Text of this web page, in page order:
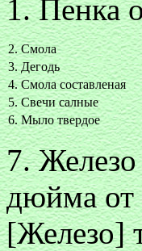
1. Пенка
2. Смола
3. Дегодь
4. Смола составленая
5. Свечи салные
6. Мыло твердое
7.
дюйма
[Железо]